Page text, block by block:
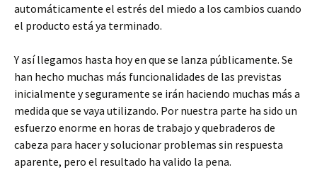
automáticamente el estrés del miedo a los cambios cuando
el producto está ya terminado.
Y así llegamos hasta hoy en que se lanza públicamente. Se
han hecho muchas más funcionalidades de las previstas
inicialmente y seguramente se irán haciendo muchas más a
medida que se vaya utilizando. Por nuestra parte ha sido un
esfuerzo enorme en horas de trabajo y quebraderos de
cabeza para hacer y solucionar problemas sin respuesta
aparente, pero el resultado ha valido la pena.